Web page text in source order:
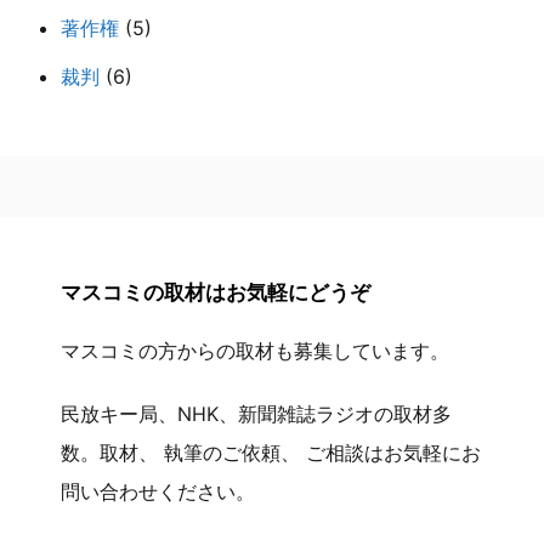
著作権 (5)
裁判 (6)
マスコミの取材はお気軽にどうぞ
マスコミの方からの取材も募集しています。
民放キー局、NHK、新聞雑誌ラジオの取材多
数。取材、 執筆のご依頼、 ご相談はお気軽にお
問い合わせください。